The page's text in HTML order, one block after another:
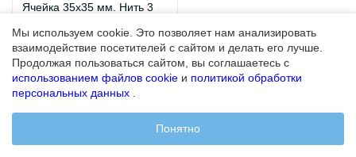
Ячейка 35х35 мм. Нить 3
396 ₽
Артикул: БП-00000222
Подробнее
Мы используем cookie. Это позволяет нам анализировать
взаимодействие посетителей с сайтом и делать его лучше.
Продолжая пользоваться сайтом, вы соглашаетесь с
использованием файлов cookie и политикой обработки
персональных данных
Понятно